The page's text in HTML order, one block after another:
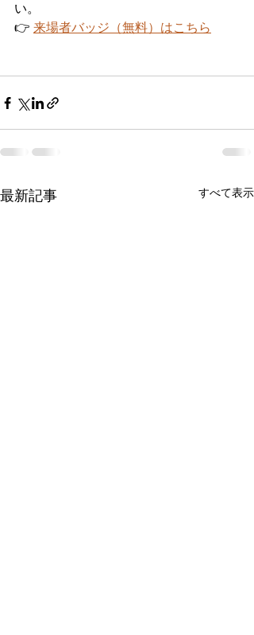
い。
👉 来場者バッジ（無料）はこちら
最新記事 すべて表示